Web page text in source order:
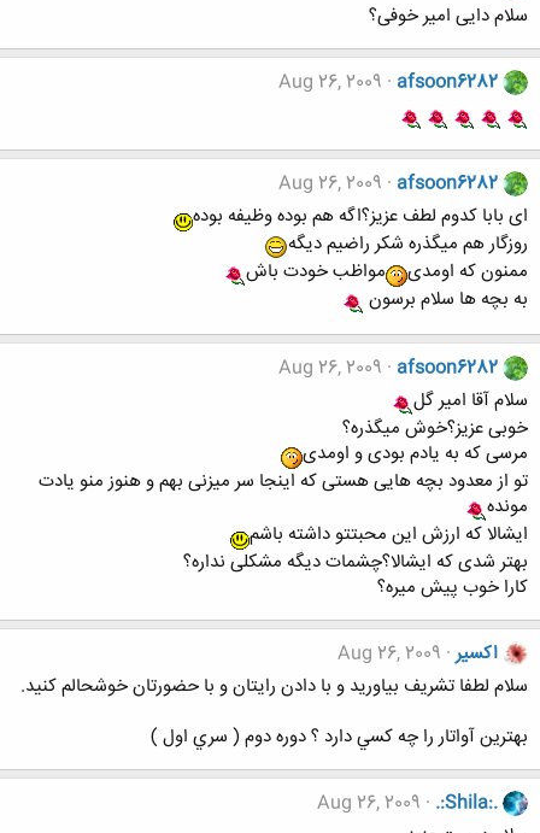
سلام دایی امیر خوفی؟
afsoon6282
Aug 26, 2009
afsoon6282
Aug 26, 2009
ای بابا کدوم لطف عزیز؟اگه هم بوده وظیفه بوده
روزگار هم میگذره شکر راضیم دیگه
ممنون که اومدی
مواظب خودت باش
به بچه ها سلام برسون
afsoon6282
Aug 26, 2009
سلام آقا امیر گل
خوبی عزیز؟خوش میگذره؟
مرسی که به یادم بودی و اومدی
تو از معدود بچه هایی هستی که اینجا سر میزنی بهم و هنوز منو یادت
مونده
ایشالا که ارزش این محبتتو داشته باشم
بهتر شدی که ایشالا؟چشمات دیگه مشکلی نداره؟
کارا خوب پیش میره؟
اكسير Aug 26, 2009
سلام لطفا تشریف بیاورید و با دادن رایتان و با حضورتان خوشحالم کنید.
بهترين آواتار را چه كسي دارد ؟ دوره دوم ( سري اول )
.:Shila:.
Aug 26, 2009